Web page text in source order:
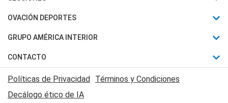
Política
Judiciales
Economia
Horóscopo
Motores
Trucos caseros
Series y Películas
Edictos y Solicitadas
OVACIÓN DEPORTES
Fútbol
Mundial
Automovilismo
Rugby
GRUPO AMÉRICA INTERIOR
Canal 7 en Vivo
CONTACTO
Acerca de Nosotros
Contactanos
Políticas de Privacidad Términos y Condiciones
Decálogo ético de IA